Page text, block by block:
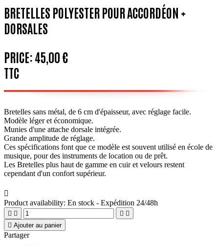
BRETELLES POLYESTER POUR ACCORDÉON +
DORSALES
PRICE:45,00 €
TTC
Bretelles sans métal, de 6 cm d'épaisseur, avec réglage facile.
Modèle léger et économique.
Munies d'une attache dorsale intégrée.
Grande amplitude de réglage.
Ces spécifications font que ce modèle est souvent utilisé en école de
musique, pour des instruments de location ou de prêt.
Les Bretelles plus haut de gamme en cuir et velours restent
cependant d'un confort supérieur.

Product availability: En stock - Expédition 24/48h
   
 Ajouter au panier
Partager